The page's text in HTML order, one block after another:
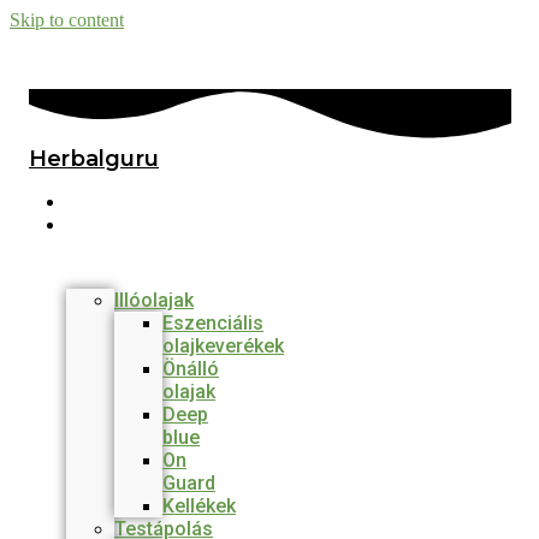
Skip to content
Herbalguru
Illóolajak
Eszenciális
olajkeverékek
Önálló
olajak
Deep
blue
On
Guard
Kellékek
Testápolás